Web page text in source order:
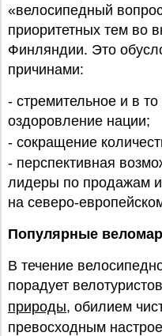
«велосипедный
приоритетных тем во
Финляндии. Это
причинами:
- стремительное и в
оздоровление нации;
- сокращение
- перспективная
лидеры по продажам и
на северо-
Популярные
В течение
порадует
природы, обилием
превосходным